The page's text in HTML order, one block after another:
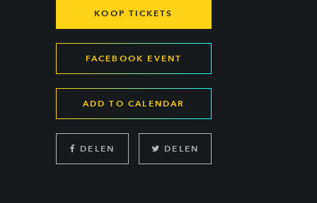
KOOP TICKETS
FACEBOOK EVENT
ADD TO CALENDAR
DELEN DELEN